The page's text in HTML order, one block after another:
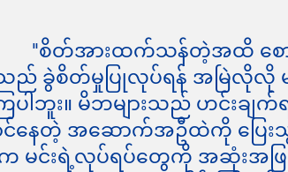
"စိတ်အားထက်သန်တဲ့အထိ စောင့်
ည် ခွဲစိတ်မှုပြုလုပ်ရန် အမြဲလိုလို မ
ါဘူး။ မိဘများသည် ဟင်းချ
နေတဲ့ အဆောက်အဦထဲကို ပြေးသွာ
င်းရဲ့လုပ်ရပ်တွေကို အဆုံးအဖြတ်ပ